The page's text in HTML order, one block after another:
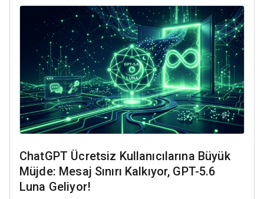
ChatGPT Ücretsiz Kullanıcılarına Büyük
Müjde: Mesaj Sınırı Kalkıyor, GPT-5.6
Luna Geliyor!